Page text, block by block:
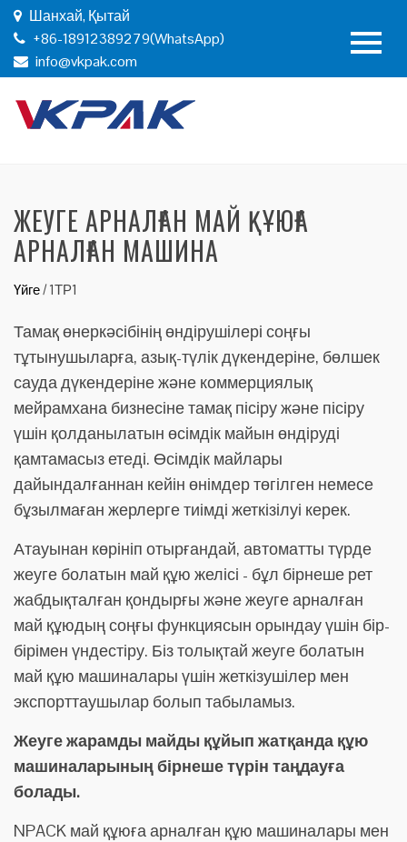
Шанхай, Қытай
+86-18912389279(WhatsApp)
info@vkpak.com
ЖЕУГЕ АРНАЛҒАН МАЙ ҚҰЮҒА
АРНАЛҒАН МАШИНА
Үйге/1ТР1
Тамақ өнеркәсібінің өндірушілері соңғы
тұтынушыларға, азық-түлік дүкендеріне, бөлшек
сауда дүкендеріне және коммерциялық
мейрамхана бизнесіне тамақ пісіру және пісіру
үшін қолданылатын өсімдік майын өндіруді
қамтамасыз етеді. Өсімдік майлары
дайындалғаннан кейін өнімдер төгілген немесе
бұзылмаған жерлерге тиімді жеткізілуі керек.
Атауынан көрініп отырғандай, автоматты түрде
жеуге болатын май құю желісі - бұл бірнеше рет
жабдықталған қондырғы және жеуге арналған
май құюдың соңғы функциясын орындау үшін бір-
бірімен үндестіру. Біз толықтай жеуге болатын
май құю машиналары үшін жеткізушілер мен
экспорттаушылар болып табыламыз.
Жеуге жарамды майды құйып жатқанда құю
машиналарының бірнеше түрін таңдауға
болады.
NPACK май құюға арналған құю машиналары мен